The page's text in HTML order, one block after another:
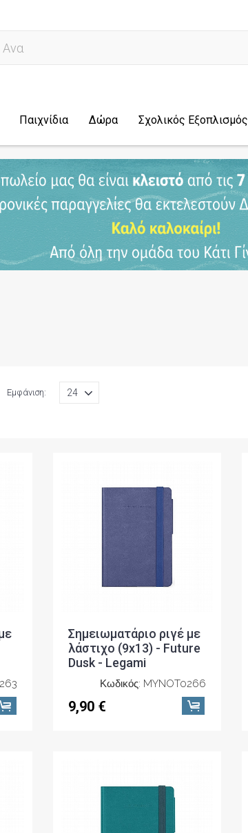
Αναζήτηση...
Παιχνίδια Δώρα Σχολικός Εξοπλισμός
Εμφάνιση:
Σημειωματάριο ριγέ με
λάστιχο (9x13) - Future
Dusk - Legami
Κωδικός: MYNOT0266
9,90 €